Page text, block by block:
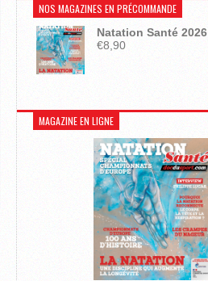
NOS MAGAZINES EN PRÉCOMMANDE
Natation Santé 2026
€8,90
MAGAZINE EN LIGNE